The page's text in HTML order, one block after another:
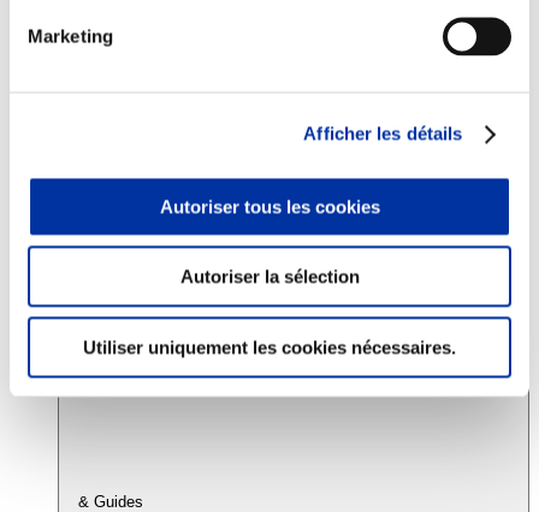
Marketing
Afficher les détails
Autoriser tous les cookies
Autoriser la sélection
Utiliser uniquement les cookies nécessaires.
Consommation
Sécurité sanitaire
Juste rémunération et attractivité des métiers
Info-veille scientifique
Accords
& Guides